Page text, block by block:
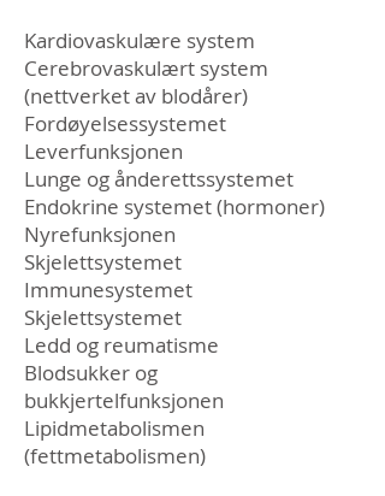
Kardiovaskulære system
Cerebrovaskulært system
(nettverket av blodårer)
Fordøyelsessystemet
Leverfunksjonen
Lunge og ånderettssystemet
Endokrine systemet (hormoner)
Nyrefunksjonen
Skjelettsystemet
Immunesystemet
Skjelettsystemet
Ledd og reumatisme
Blodsukker og
bukkjertelfunksjonen
Lipidmetabolismen
(fettmetabolismen)